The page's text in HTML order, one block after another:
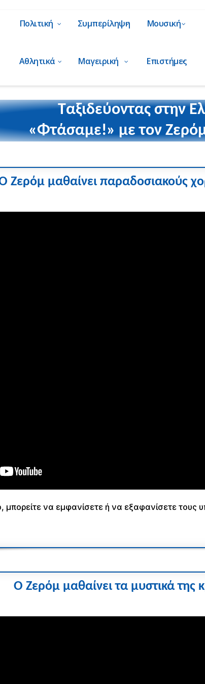
Πολιτική Συμπερίληψη Μουσική
Αθλητικά Μαγειρική Επιστήμες
Ταξιδεύοντας στην
«Φτάσαμε!» με τον
Ζερόμ μαθαίνει παραδοσιακούς
μπορείτε να εμφανίσετε ή να εξαφανίσετε τους
Ο Ζερόμ μαθαίνει τα μυστικά της